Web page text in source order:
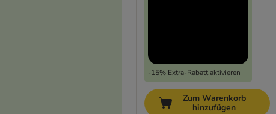
-15% Extra-Rabatt aktivieren
Zum Warenkorb
hinzufügen